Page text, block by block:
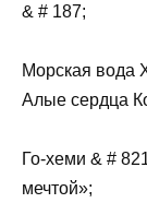
& # 187;
Морская вода
Алые сердца
Го-хеми & #
мечтой»;